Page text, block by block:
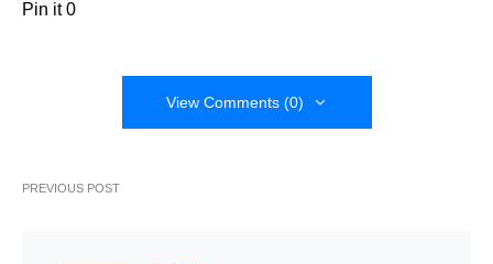
Pin it 0
View Comments (0)
PREVIOUS POST